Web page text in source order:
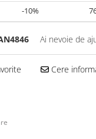
-10%
Ai nevoie de
Cere